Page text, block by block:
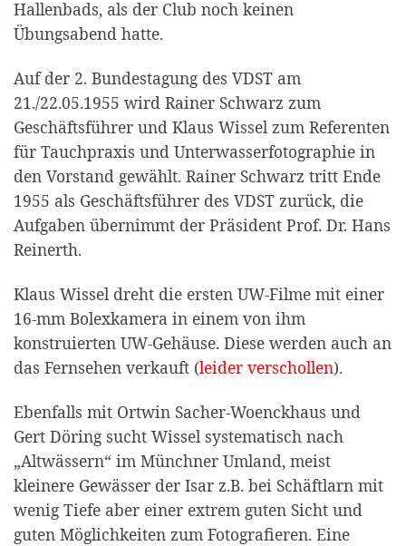
Hallenbads, als der Club noch keinen
Übungsabend hatte.
Auf der 2. Bundestagung des VDST am
21./22.05.1955 wird Rainer Schwarz zum
Geschäftsführer und Klaus Wissel zum Referenten
für Tauchpraxis und Unterwasserfotographie in
den Vorstand gewählt. Rainer Schwarz tritt Ende
1955 als Geschäftsführer des VDST zurück, die
Aufgaben übernimmt der Präsident Prof. Dr. Hans
Reinerth.
Klaus Wissel dreht die ersten UW-Filme mit einer
16-mm­ Bolexkamera in einem von ihm
konstruierten UW-Gehäuse. Diese werden auch an
das Fernsehen verkauft (leider verschollen).
Ebenfalls mit Ortwin Sacher-Woenckhaus und
Gert Döring sucht Wissel systematisch nach
„Altwässern“ im Münchner Umland, meist
kleinere Gewässer der Isar z.B. bei Schäftlarn mit
wenig Tiefe aber einer extrem guten Sicht und
guten Möglichkeiten zum Fotografieren. Eine